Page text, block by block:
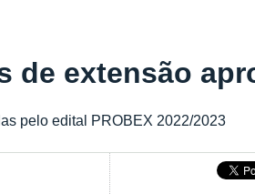
de extensão
pelo edital PROBEX 2022/2023